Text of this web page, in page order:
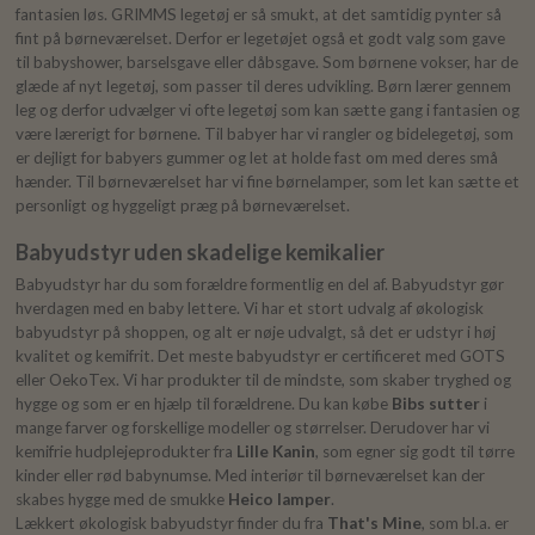
fantasien løs. GRIMMS legetøj er så smukt, at det samtidig pynter så
fint på børneværelset. Derfor er legetøjet også et godt valg som gave
til babyshower, barselsgave eller dåbsgave. Som børnene vokser, har de
glæde af nyt legetøj, som passer til deres udvikling. Børn lærer gennem
leg og derfor udvælger vi ofte legetøj som kan sætte gang i fantasien og
være lærerigt for børnene. Til babyer har vi rangler og bidelegetøj, som
er dejligt for babyers gummer og let at holde fast om med deres små
hænder. Til børneværelset har vi fine børnelamper, som let kan sætte et
personligt og hyggeligt præg på børneværelset.
Babyudstyr uden skadelige kemikalier
Babyudstyr har du som forældre formentlig en del af. Babyudstyr gør
hverdagen med en baby lettere. Vi har et stort udvalg af økologisk
babyudstyr på shoppen, og alt er nøje udvalgt, så det er udstyr i høj
kvalitet og kemifrit. Det meste babyudstyr er certificeret med GOTS
eller OekoTex. Vi har produkter til de mindste, som skaber tryghed og
hygge og som er en hjælp til forældrene. Du kan købe Bibs sutter i
mange farver og forskellige modeller og størrelser. Derudover har vi
kemifrie hudplejeprodukter fra Lille Kanin, som egner sig godt til tørre
kinder eller rød babynumse. Med interiør til børneværelset kan der
skabes hygge med de smukke Heico lamper.
Lækkert økologisk babyudstyr finder du fra That's Mine, som bl.a. er